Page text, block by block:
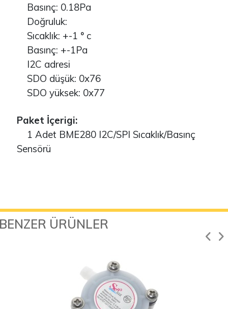
Basınç: 0.18Pa
Doğruluk:
Sıcaklık: +-1 ° c
Basınç: +-1Pa
I2C adresi
SDO düşük: 0x76
SDO yüksek: 0x77
Paket İçerigi:
1 Adet BME280 I2C/SPI Sıcaklık/Basınç
Sensörü
ÜRÜNLER